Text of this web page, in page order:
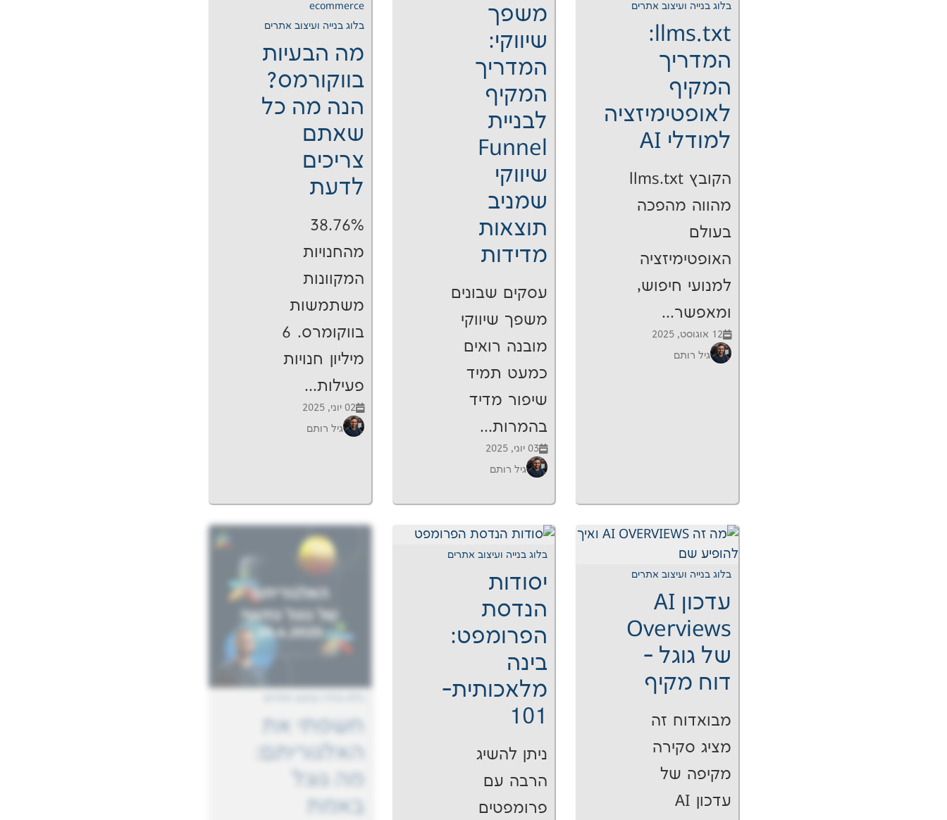
בלוג בנייה ועיצוב אתרים
llms.txt:
המדריך
המקיף
לאופטימיזציה
למודלי AI
הקובץ llms.txt
מהווה מהפכה
בעולם
האופטימיזציה
למנועי חיפוש,
ומאפשר...
12 אוגוסט, 2025
גיל רותם
משפך
שיווקי:
המדריך
המקיף
לבניית
Funnel
שיווקי
שמניב
תוצאות
מדידות
עסקים שבונים
משפך שיווקי
מובנה רואים
כמעט תמיד
שיפור מדיד
בהמרות...
03 יוני, 2025
גיל רותם
ecommerce
בלוג בנייה ועיצוב אתרים
מה הבעיות
בווקורמס?
הנה מה כל
שאתם
צריכים
לדעת
38.76%
מהחנויות
המקוונות
משתמשות
בווקומרס. 6
מיליון חנויות
פעילות...
02 יוני, 2025
גיל רותם
בלוג בנייה ועיצוב אתרים
עדכון AI
Overviews
של גוגל -
דוח מקיף
מבואדוח זה
מציג סקירה
מקיפה של
עדכון AI
בלוג בנייה ועיצוב אתרים
יסודות
הנדסת
הפרומפט:
בינה
מלאכותית-
101
ניתן להשיג
הרבה עם
פרומפטים
חשפתי את
האלגוריתם:
מה גוגל
באמת